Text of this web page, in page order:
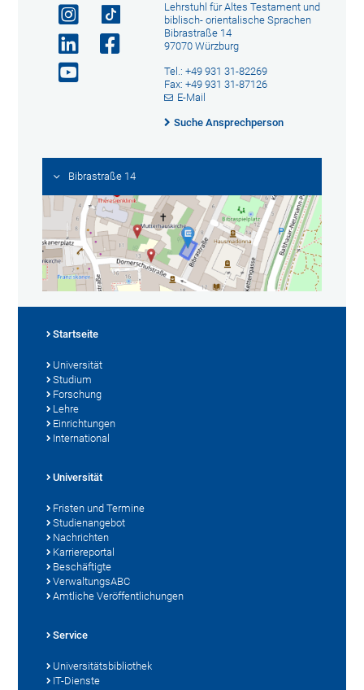
Lehrstuhl für Altes Testament und
biblisch- orientalische Sprachen
Bibrastraße 14
97070 Würzburg
Tel.: +49 931 31-82269
Fax: +49 931 31-87126
E-Mail
Suche Ansprechperson
Bibrastraße 14
Startseite
Universität
Studium
Forschung
Lehre
Einrichtungen
International
Universität
Fristen und Termine
Studienangebot
Nachrichten
Karriereportal
Beschäftigte
VerwaltungsABC
Amtliche Veröffentlichungen
Service
Universitätsbibliothek
IT-Dienste